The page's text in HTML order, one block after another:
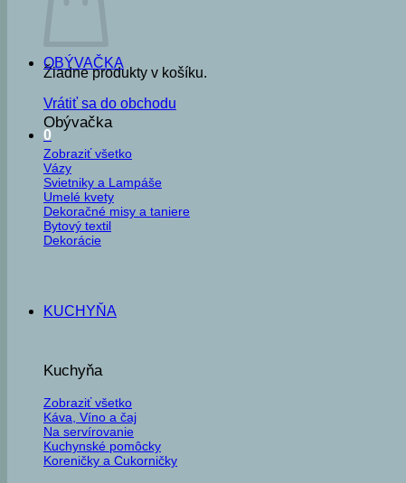
Žiadne produkty v košíku.
Vrátiť sa do obchodu
0
OBÝVAČKA
Obývačka
Zobraziť všetko
Vázy
Svietniky a Lampáše
Umelé kvety
Dekoračné misy a taniere
Bytový textil
Dekorácie
KUCHYŇA
Kuchyňa
Zobraziť všetko
Káva, Víno a čaj
Na servírovanie
Kuchynské pomôcky
Koreničky a Cukorničky